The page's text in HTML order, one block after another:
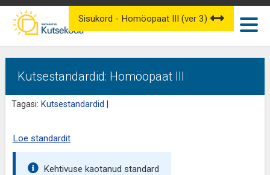
Kutsestandardid: Homöopaat III
Tagasi: Kutsestandardid
Sisukord - Homöopaat III (ver 3)
Loe standardit
Kehtivuse kaotanud standard